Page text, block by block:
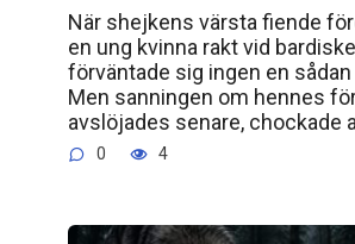
När shejkens värsta fiende
en ung kvinna rakt vid
förväntade sig ingen en
Men sanningen om hennes
avslöjades senare, chockade
0 4